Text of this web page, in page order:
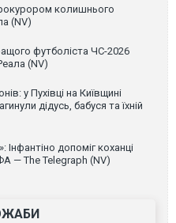
колишнього
(NV)
футболіста ЧС-2026
(NV)
у Пухівці на Київщині
дідусь, бабуся та їхній
допоміг коханці
— The Telegraph (NV)